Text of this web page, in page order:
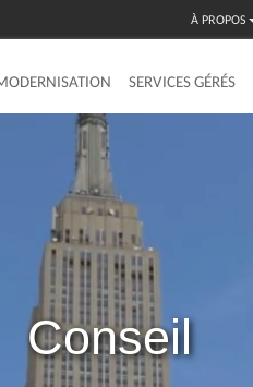
À PROPOS
SERVICES GÉRÉS
Conseil